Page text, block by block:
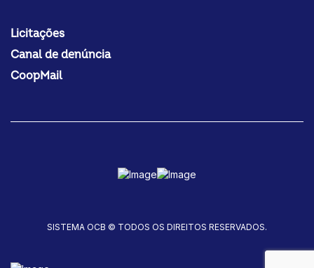
Licitações
Canal de denúncia
CoopMail
SISTEMA OCB © TODOS OS DIREITOS RESERVADOS.